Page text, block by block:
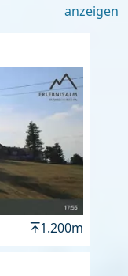
anzeigen
1.200m